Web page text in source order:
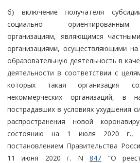
б) включение получателя
социально ориентированным
организациям, являющимся
организациями, осуществляющими на
образовательную деятельность в
деятельности в соответствии с
которых такая организация
некоммерческих организаций, в
пострадавших в условиях ухудшения
распространения новой
состоянию на 1 июля 2020 г.,
постановлением Правительства
11 июня 2020 г. N847 "О